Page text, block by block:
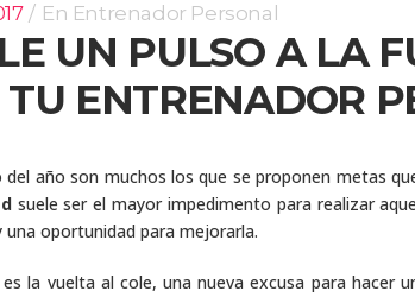
En Entrenador Personal
UN PULSO A LA
TU ENTRENADOR
del año son muchos los que se proponen metas
suele ser el mayor impedimento para realizar
una oportunidad para mejorarla.
la vuelta al cole, una nueva excusa para hacer